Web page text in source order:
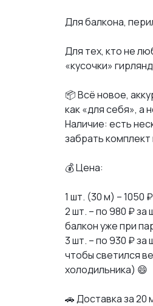
Для балкона,
Для тех, кто не
«кусочки» гирлянд
📦 Всё новое,
как «для себя», а
Наличие: есть
забрать
💰 Цена:
1 шт. (30 м) – 1050 ₽
2 шт. – по 980 ₽ за
балкон уже при
3 шт. – по 930 ₽ за
чтобы светился
холодильника) 😄
🚗 Доставка за 20